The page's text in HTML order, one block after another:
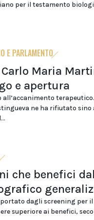
per il testamento
E PARLAMENTO
Maria
e apertura
ne ha rifiutato sino
che benefici
dagli screening per il
superiore ai benefici,